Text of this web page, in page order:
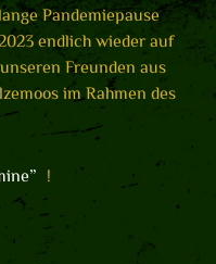
Pandemiepause
endlich wieder auf
Freunden aus
im Rahmen des
!